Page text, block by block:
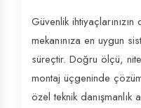
Güvenlik
mekanınıza en uygun
süreçtir. Doğru ölçü,
montaj üçgeninde
özel teknik danışmanlık